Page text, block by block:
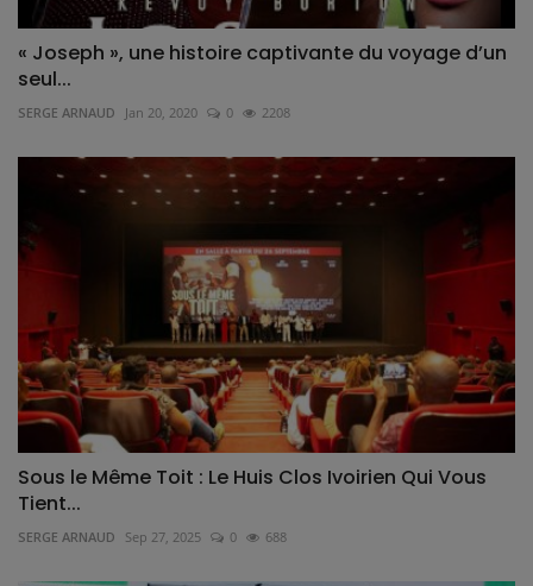
« Joseph », une histoire captivante du voyage d’un
seul...
SERGE ARNAUD Jan 20, 2020 0 2208
Sous le Même Toit : Le Huis Clos Ivoirien Qui Vous
Tient...
SERGE ARNAUD Sep 27, 2025 0 688